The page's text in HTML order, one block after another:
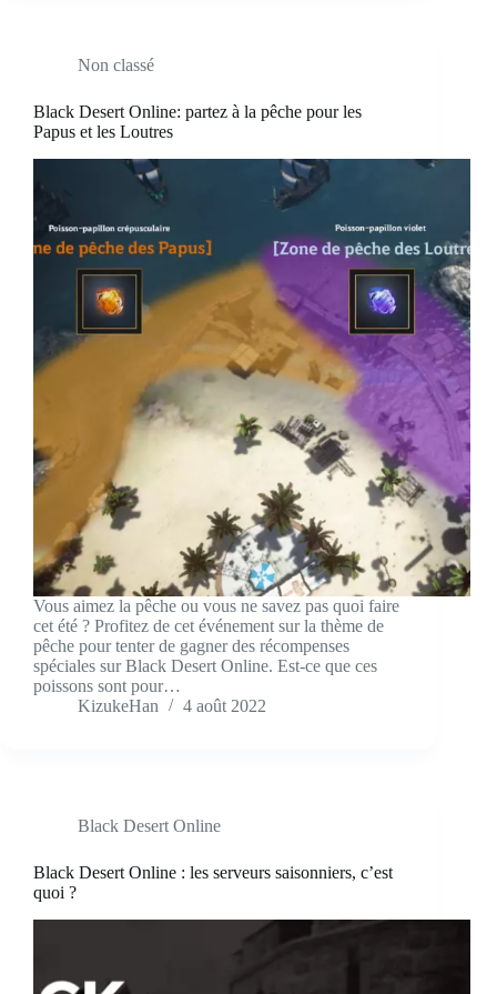
Non classé
Black Desert Online: partez à la pêche pour les
Papus et les Loutres
Vous aimez la pêche ou vous ne savez pas quoi faire
cet été ? Profitez de cet événement sur la thème de
pêche pour tenter de gagner des récompenses
spéciales sur Black Desert Online. Est-ce que ces
poissons sont pour…
KizukeHan
4 août 2022
Black Desert Online
Black Desert Online : les serveurs saisonniers, c’est
quoi ?